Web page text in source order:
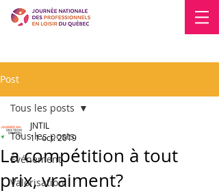
Post
Tous les posts
Événement
Valorisation
Tous les posts
La compétition à tout
prix, vraiment?
JNTIL
11 oct. 2019